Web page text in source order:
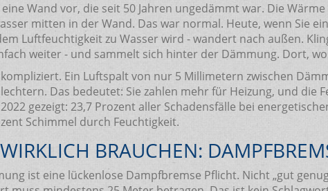
eine Wand vor, die seit 50 Jahren ungedämmt war. Die
mitten in der Wand. Das war normal. Heute, wenn Sie
Luftfeuchtigkeit zu Wasser wird - wandert nach außen.
weiter - und sammelt sich hinter der Dämmung. Dort,
Ein Luftspalt von nur 5 Millimetern zwischen
Das bedeutet: Sie zahlen mehr für Heizung, und
gezeigt: 23,7 Prozent aller Schadensfälle bei
Schimmel durch Feuchtigkeit.
BRAUCHEN:
ist eine lückenlose Dampfbremse Pflicht. Nicht „gut